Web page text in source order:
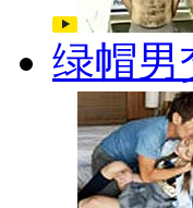
绿帽男